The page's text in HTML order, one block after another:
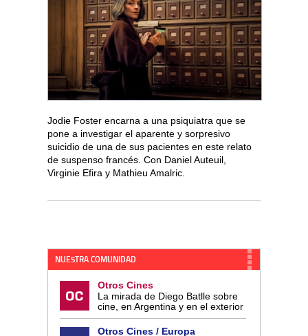
Jodie Foster encarna a una psiquiatra que se
pone a investigar el aparente y sorpresivo
suicidio de una de sus pacientes en este relato
de suspenso francés. Con Daniel Auteuil,
Virginie Efira y Mathieu Amalric.
NUESTRA COMUNIDAD
Otros Cines
La mirada de Diego Batlle sobre
cine, en Argentina y en el exterior
Otros Cines / Europa